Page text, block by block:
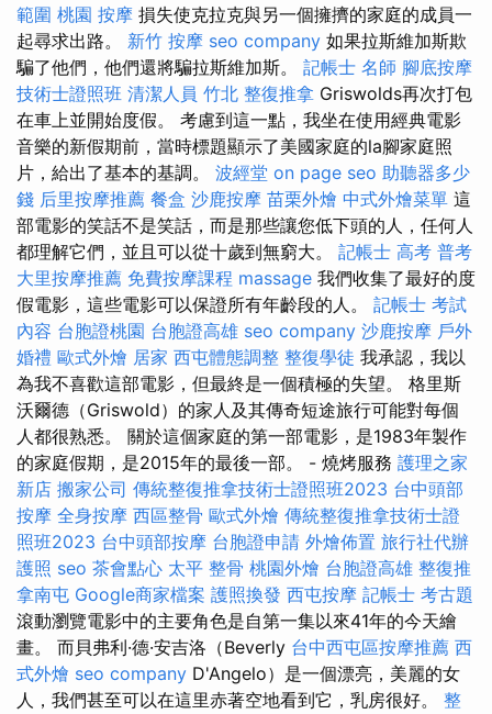
範圍 桃園 按摩 損失使克拉克與另一個擁擠的家庭的成員一
起尋求出路。 新竹 按摩 seo company 如果拉斯維加斯欺
騙了他們，他們還將騙拉斯維加斯。 記帳士 名師 腳底按摩
技術士證照班 清潔人員 竹北 整復推拿 Griswolds再次打包
在車上並開始度假。 考慮到這一點，我坐在使用經典電影
音樂的新假期前，當時標題顯示了美國家庭的la腳家庭照
片，給出了基本的基調。 波經堂 on page seo 助聽器多少
錢 后里按摩推薦 餐盒 沙鹿按摩 苗栗外燴 中式外燴菜單 這
部電影的笑話不是笑話，而是那些讓您低下頭的人，任何人
都理解它們，並且可以從十歲到無窮大。 記帳士 高考 普考
大里按摩推薦 免費按摩課程 massage 我們收集了最好的度
假電影，這些電影可以保證所有年齡段的人。 記帳士 考試
內容 台胞證桃園 台胞證高雄 seo company 沙鹿按摩 戶外
婚禮 歐式外燴 居家 西屯體態調整 整復學徒 我承認，我以
為我不喜歡這部電影，但最終是一個積極的失望。 格里斯
沃爾德（Griswold）的家人及其傳奇短途旅行可能對每個
人都很熟悉。 關於這個家庭的第一部電影，是1983年製作
的家庭假期，是2015年的最後一部。 - 燒烤服務 護理之家
新店 搬家公司 傳統整復推拿技術士證照班2023 台中頭部
按摩 全身按摩 西區整骨 歐式外燴 傳統整復推拿技術士證
照班2023 台中頭部按摩 台胞證申請 外燴佈置 旅行社代辦
護照 seo 茶會點心 太平 整骨 桃園外燴 台胞證高雄 整復推
拿南屯 Google商家檔案 護照換發 西屯按摩 記帳士 考古題
滾動瀏覽電影中的主要角色是自第一集以來41年的今天繪
畫。 而貝弗利·德·安吉洛（Beverly 台中西屯區按摩推薦 西
式外燴 seo company D'Angelo）是一個漂亮，美麗的女
人，我們甚至可以在這里赤著空地看到它，乳房很好。 整